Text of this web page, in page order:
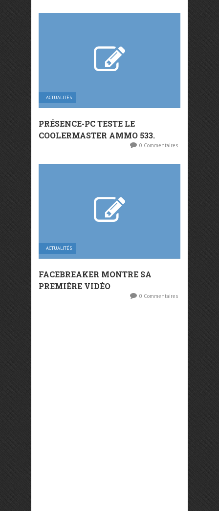
ACTUALITÉS
PRÉSENCE-PC TESTE LE
COOLERMASTER AMMO 533.
0 Commentaires
ACTUALITÉS
FACEBREAKER MONTRE SA
PREMIÈRE VIDÉO
0 Commentaires